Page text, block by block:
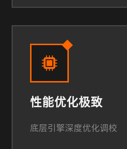
性能优化极致
底层引擎深度优化调校